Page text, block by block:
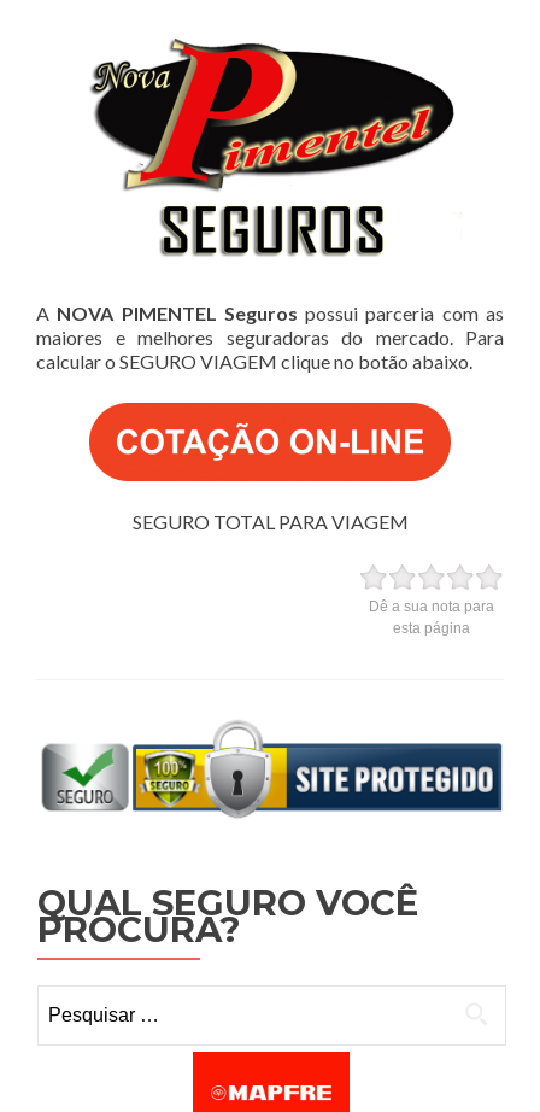
A NOVA PIMENTEL Seguros possui parceria com as
maiores e melhores seguradoras do mercado. Para
calcular o SEGURO VIAGEM clique no botão abaixo.
SEGURO TOTAL PARA VIAGEM
Dê a sua nota para
esta página
QUAL SEGURO VOCÊ
PROCURA?